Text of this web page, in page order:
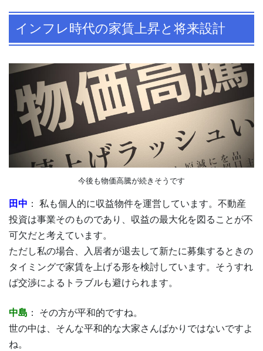
インフレ時代の家賃上昇と将来設計
今後も物価高騰が続きそうです
田中 ： 私も個人的に収益物件を運営しています。不動産
投資は事業そのものであり、収益の最大化を図ることが不
可欠だと考えています。
ただし私の場合、入居者が退去して新たに募集するときの
タイミングで家賃を上げる形を検討しています。そうすれ
ば交渉によるトラブルも避けられます。
中島 ： その方が平和的ですね。
世の中は、そんな平和的な大家さんばかりではないですよ
ね。